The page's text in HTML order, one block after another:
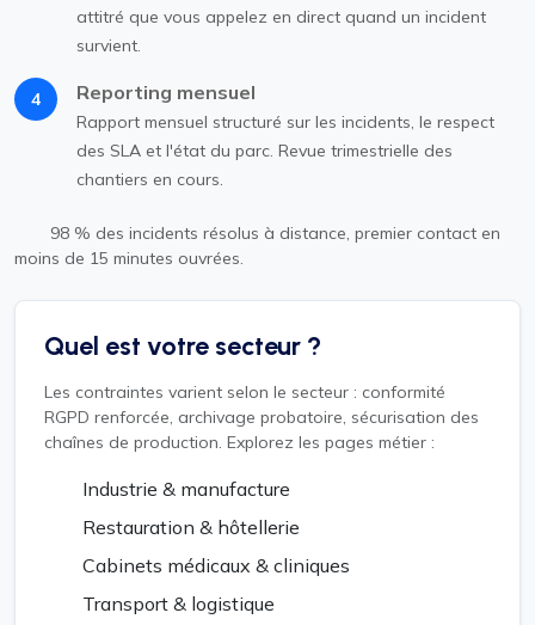
attitré que vous appelez en direct quand un incident
survient.
4 Reporting mensuel
Rapport mensuel structuré sur les incidents, le respect
des SLA et l'état du parc. Revue trimestrielle des
chantiers en cours.
98 % des incidents résolus à distance, premier contact en
moins de 15 minutes ouvrées.
Quel est votre secteur ?
Les contraintes varient selon le secteur : conformité
RGPD renforcée, archivage probatoire, sécurisation des
chaînes de production. Explorez les pages métier :
Industrie & manufacture
Restauration & hôtellerie
Cabinets médicaux & cliniques
Transport & logistique